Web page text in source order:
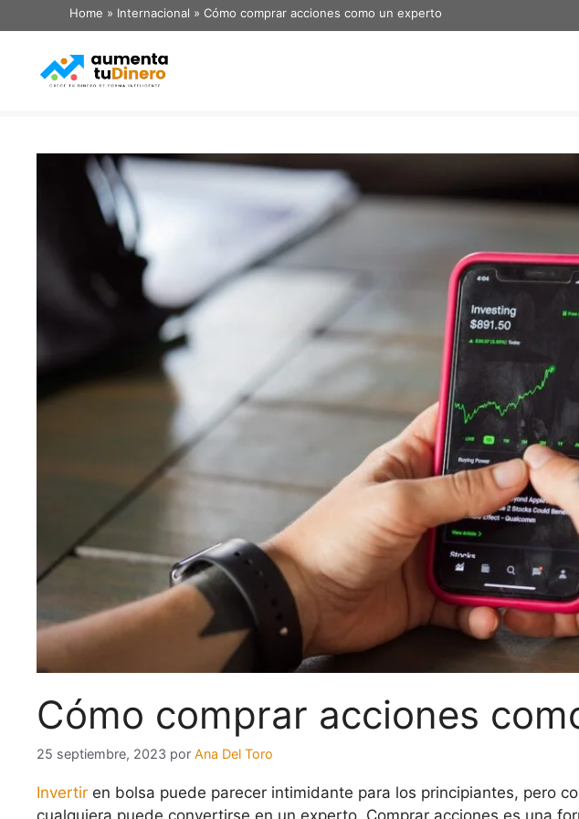
Home » Internacional » Cómo comprar acciones como un experto
Cómo comprar acciones
25 septiembre, 2023 por Ana Del Toro
Invertir en bolsa puede parecer intimidante para los principiantes, pero